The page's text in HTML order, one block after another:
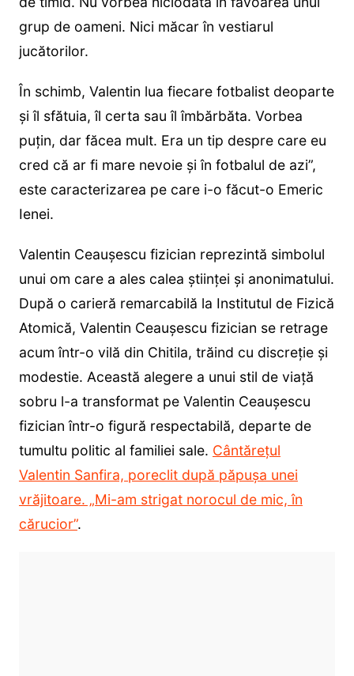
grup de oameni. Nici măcar în vestiarul
jucătorilor.
În schimb, Valentin lua fiecare fotbalist deoparte
şi îl sfătuia, îl certa sau îl îmbărbăta. Vorbea
puţin, dar făcea mult. Era un tip despre care eu
cred că ar fi mare nevoie şi în fotbalul de azi”,
este caracterizarea pe care i-o făcut-o Emeric
Ienei.
Valentin Ceaușescu fizician reprezintă simbolul
unui om care a ales calea științei și anonimatului.
După o carieră remarcabilă la Institutul de Fizică
Atomică, Valentin Ceaușescu fizician se retrage
acum într-o vilă din Chitila, trăind cu discreție și
modestie. Această alegere a unui stil de viață
sobru l-a transformat pe Valentin Ceaușescu
fizician într-o figură respectabilă, departe de
tumultu politic al familiei sale. Cântărețul
Valentin Sanfira, poreclit după păpușa unei
vrăjitoare. „Mi-am strigat norocul de mic, în
cărucior”.